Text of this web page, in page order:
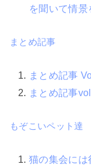
を聞いて情景
まとめ記事
まとめ記事
まとめ記事
もぞこいペット達
猫の集会には